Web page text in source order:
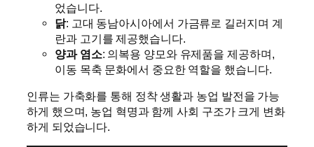
었습니다.
닭: 고대 동남아시아에서 가금류로 길러지며 계
란과 고기를 제공했습니다.
양과 염소: 의복용 양모와 유제품을 제공하며,
이동 목축 문화에서 중요한 역할을 했습니다.
인류는 가축화를 통해 정착 생활과 농업 발전을 가능
하게 했으며, 농업 혁명과 함께 사회 구조가 크게 변화
하게 되었습니다.